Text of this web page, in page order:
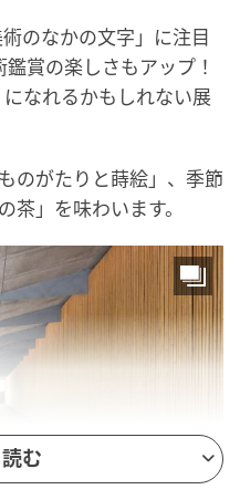
のなかの文字」に注目
賞の楽しさもアップ！
なれるかもしれない展
のがたりと蒔絵」、季節
茶」を味わいます。
む